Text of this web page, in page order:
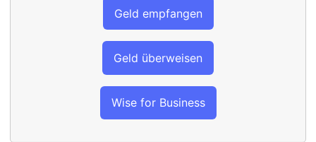
Geld empfangen
Geld überweisen
Wise for Business